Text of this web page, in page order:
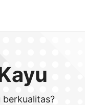
berkualitas?